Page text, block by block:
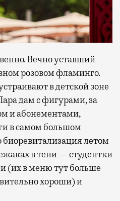
Вечно уставший
розовом фламинго.
в детской зоне
дам с фигурами, за
и абонементами,
в самом большом
биоревитализация летом
в тени — студентки
(их в меню тут больше
хороши) и